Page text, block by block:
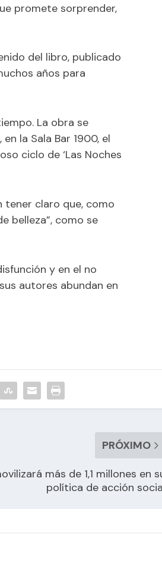
promete sorprender,
del libro, publicado
años para
La obra se
la Sala Bar 1900, el
ciclo de ‘Las Noches
tener claro que, como
belleza”, como se
y en el no
autores abundan en
PRÓXIMO
más de 1,1 millones en
política de acción